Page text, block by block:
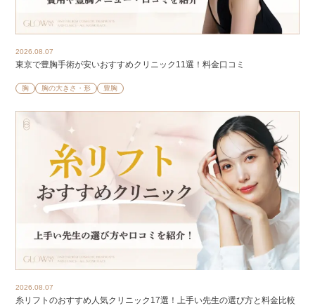
2026.08.07
東京で豊胸手術が安いおすすめクリニック11選！料金口コミ
胸 胸の大きさ・形 豊胸
2026.08.07
糸リフトのおすすめ人気クリニック17選！上手い先生の選び方と料金比較